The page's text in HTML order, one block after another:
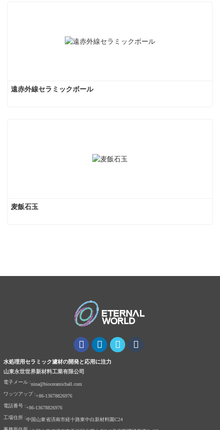
遠赤外線セラミックボール
麦飯石玉
水処理用セラミック濾材の開発と応用に注力
山東永世世界新材料工業有限公司
電子メール :nina@bioceramicball.com
ワッツアップ :+86-13678826976
電話番号 :+86-13678826976
工場住所 :中国山東省済南市経十路東中白新材料園C24